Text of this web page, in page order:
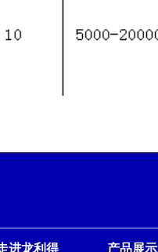
进龙利得 产品展示